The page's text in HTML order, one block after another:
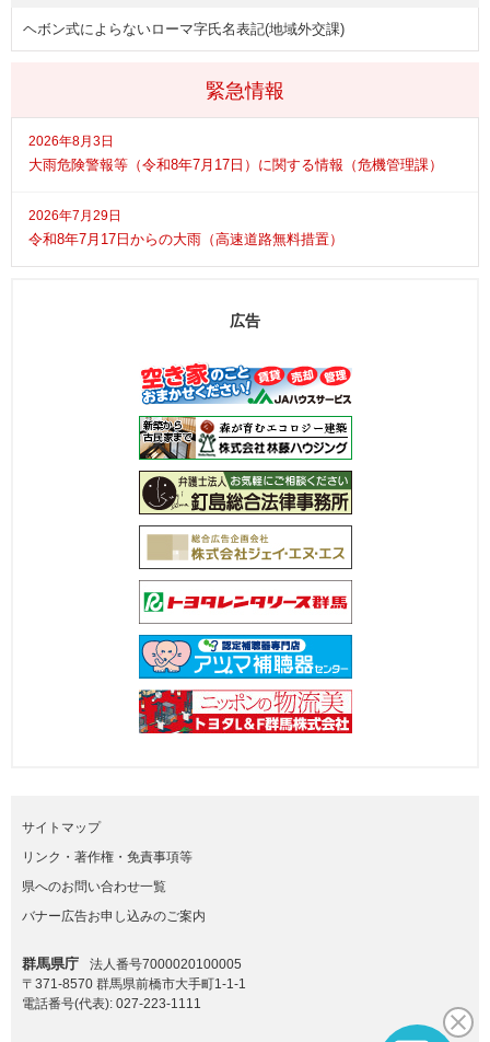
緊急情報
2026年8月3日
大雨危険警報等（令和8年7月17日）に関する情報（危機管理課）
2026年7月29日
令和8年7月17日からの大雨（高速道路無料措置）
ヘボン式によらないローマ字氏名表記(地域外交課)
広告
サイトマップ
リンク・著作権・免責事項等
県へのお問い合わせ一覧
バナー広告お申し込みのご案内
群馬県庁
法人番号7000020100005
〒371-8570 群馬県前橋市大手町1-1-1
電話番号(代表): 027-223-1111